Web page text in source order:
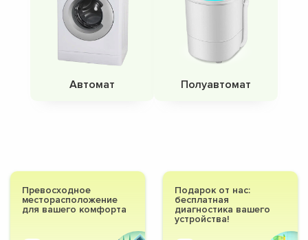
Автомат Полуавтомат
Превосходное
месторасположение
для вашего комфорта
Подарок от нас:
бесплатная
диагностика вашего
устройства!